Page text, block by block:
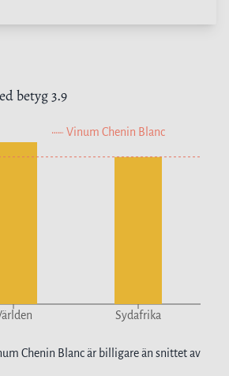
betyg3.9
Sydafrika
Vinum Chenin Blanc
Chenin Blancär billigareän snittet av